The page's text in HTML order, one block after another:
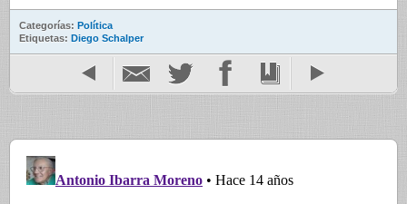
Categorías: Política
Etiquetas: Diego Schalper